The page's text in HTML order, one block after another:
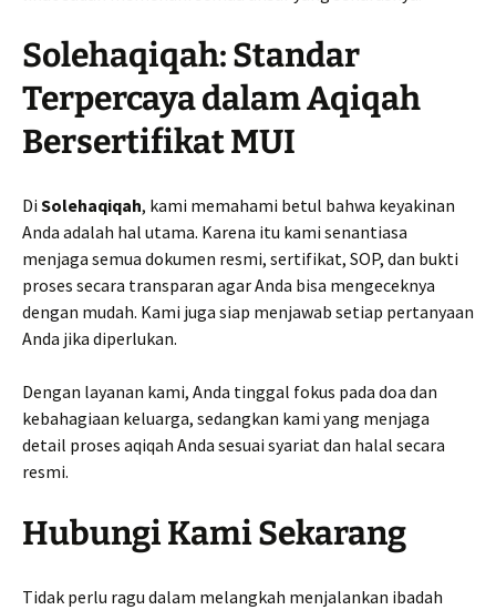
Solehaqiqah: Standar
Terpercaya dalam Aqiqah
Bersertifikat MUI
Di Solehaqiqah, kami memahami betul bahwa keyakinan
Anda adalah hal utama. Karena itu kami senantiasa
menjaga semua dokumen resmi, sertifikat, SOP, dan bukti
proses secara transparan agar Anda bisa mengeceknya
dengan mudah. Kami juga siap menjawab setiap pertanyaan
Anda jika diperlukan.
Dengan layanan kami, Anda tinggal fokus pada doa dan
kebahagiaan keluarga, sedangkan kami yang menjaga
detail proses aqiqah Anda sesuai syariat dan halal secara
resmi.
Hubungi Kami Sekarang
Tidak perlu ragu dalam melangkah menjalankan ibadah